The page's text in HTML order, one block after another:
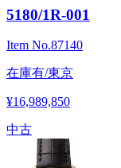
5180/1R-001
Item No.87140
在庫有/東京
¥16,989,850
中古